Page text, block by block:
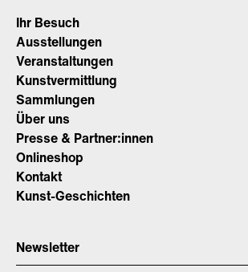
Ihr Besuch
Ausstellungen
Veranstaltungen
Kunstvermittlung
Sammlungen
Über uns
Presse & Partner:innen
Onlineshop
Kontakt
Kunst-Geschichten
Newsletter